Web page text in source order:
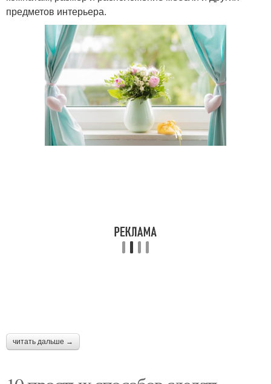
предметов интерьера.
читать дальше →